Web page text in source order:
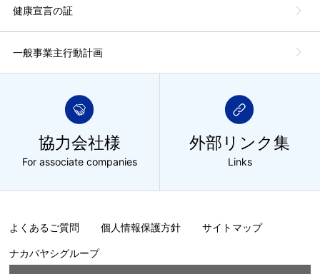
健康宣言の証
一般事業主行動計画
協力会社様
For associate companies
外部リンク集
Links
よくあるご質問 個人情報保護方針 サイトマップ
ナカバヤシグループ